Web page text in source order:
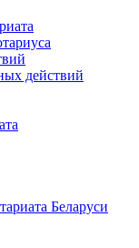
действий
Беларуси